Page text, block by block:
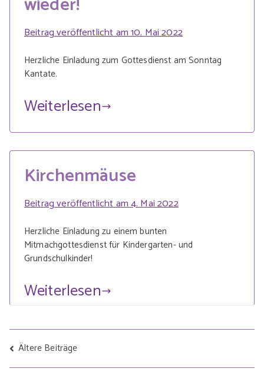
Beitrag veröffentlicht am10. Mai 2022
Herzliche Einladung zum Gottesdienst am Sonntag
Kantate.
Weiterlesen
Kirchenmäuse
Beitrag veröffentlicht am4. Mai 2022
Herzliche Einladung zu einem bunten
Mitmachgottesdienst für Kindergarten- und
Grundschulkinder!
Weiterlesen
Beitragsnavigation
Ältere Beiträge